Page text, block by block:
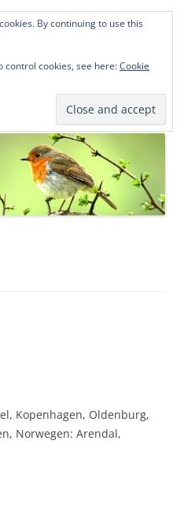
Genealogien
und Jens Kirchhoff
springen
Kopenhagen, Oldenburg,
Norwegen: Arendal,
By continuing to use this
control cookies, see here:Cookie